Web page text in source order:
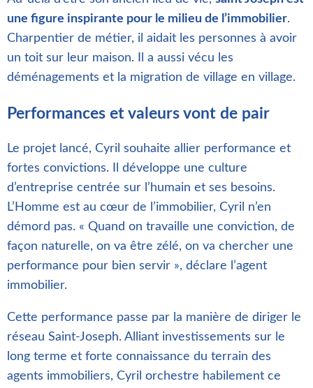
une figure inspirante pour le milieu de l’immobilier.
Charpentier de métier, il aidait les personnes à avoir
un toit sur leur maison. Il a aussi vécu les
déménagements et la migration de village en village.
Performances et valeurs vont de pair
Le projet lancé, Cyril souhaite allier performance et
fortes convictions. Il développe une culture
d’entreprise centrée sur l’humain et ses besoins.
L’Homme est au cœur de l’immobilier, Cyril n’en
démord pas. « Quand on travaille une conviction, de
façon naturelle, on va être zélé, on va chercher une
performance pour bien servir », déclare l’agent
immobilier.
Cette performance passe par la manière de diriger le
réseau Saint-Joseph. Alliant investissements sur le
long terme et forte connaissance du terrain des
agents immobiliers, Cyril orchestre habilement ce